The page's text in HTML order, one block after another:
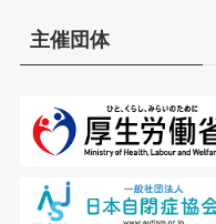
主催団体